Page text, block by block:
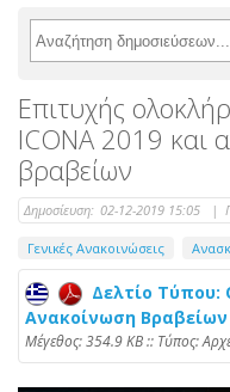
Επιτυχής
ICONA 2019 και
βραβείων
Δημοσίευση: 02-12-2019 15:05 |
Γενικές Ανακοινώσεις
Δελτίο Τύπου:
Ανακοίνωση Βραβείων
Mέγεθος: 354.9 KB :: Τύπος: